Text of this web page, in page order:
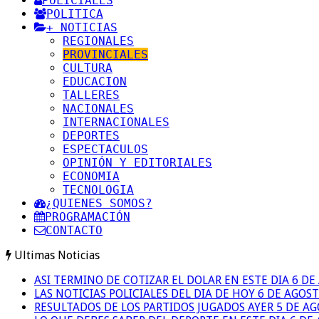
POLITICA
+ NOTICIAS
REGIONALES
PROVINCIALES
CULTURA
EDUCACION
TALLERES
NACIONALES
INTERNACIONALES
DEPORTES
ESPECTACULOS
OPINIÓN Y EDITORIALES
ECONOMIA
TECNOLOGIA
¿QUIENES SOMOS?
PROGRAMACIÓN
CONTACTO
Ultimas Noticias
ASI TERMINO DE COTIZAR EL DOLAR EN ESTE DIA 6 DE
LAS NOTICIAS POLICIALES DEL DIA DE HOY 6 DE
RESULTADOS DE LOS PARTIDOS JUGADOS AYER 5 DE